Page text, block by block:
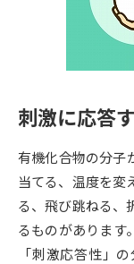
留学・進学関連、塾・
大学入学共通テスト
配慮案内」の請求
幼稚園教員資格認定試
高等学校（情報）教員
試験
刺激に応答
有機化合物の分子
当てる、温度を変
る、飛び跳ねる、
るものがあります
「刺激応答性」